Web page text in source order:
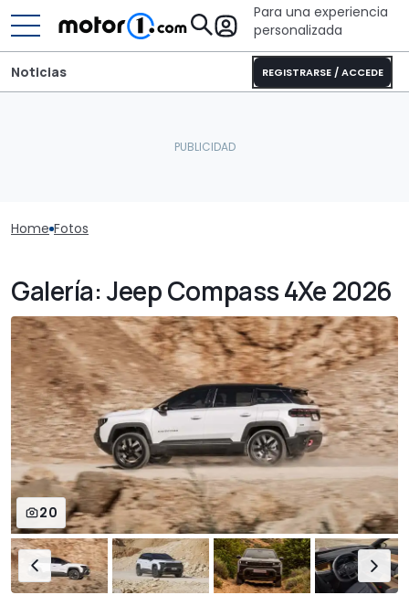
Para una experiencia
personalizada
REGISTRARSE / ACCEDE
Noticias
Home Fotos
Galería: Jeep Compass 4Xe 2026
20